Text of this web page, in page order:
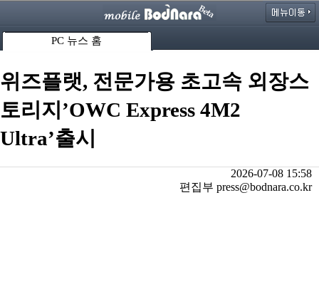
PC 뉴스 홈
위즈플랫, 전문가용 초고속 외장스
토리지’OWC Express 4M2
Ultra’출시
2026-07-08 15:58
편집부 press@bodnara.co.kr